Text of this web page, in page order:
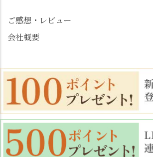
ご感想・レビュー
会社概要